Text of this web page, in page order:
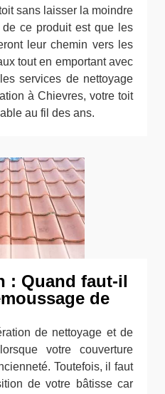
sans laisser la moindre
de ce produit est que les
leur chemin vers les
tout en emportant avec
services de nettoyage
à Chievres, votre toit
au fil des ans.
: Quand faut-il
de
de nettoyage et de
votre couverture
Toutefois, il faut
de votre bâtisse car